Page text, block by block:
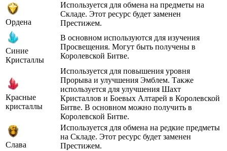
Ордена
Используется для обмена на предметы на
Складе. Этот ресурс будет заменен
Престижем.
Синие
Кристаллы
В основном используются для изучения
Просвещения. Могут быть получены в
Королевской Битве.
Красные
кристаллы
Используется для повышения уровня
Прорыва и улучшения Эмблем. Также
используется для улучшения Шахт
Кристаллов и Боевых Алтарей в Королевской
Битве. В основном можно получить в
Королевской Битве.
Слава
Используется для обмена на редкие предметы
на Складе. Этот ресурс будет заменен
Престижем.